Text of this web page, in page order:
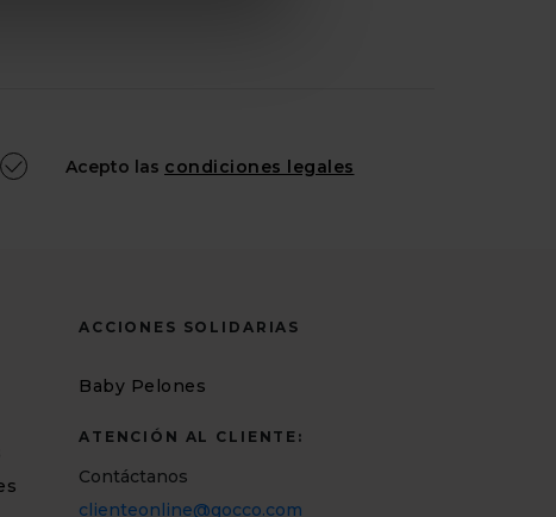
Acepto las condiciones legales
ACCIONES SOLIDARIAS
Baby Pelones
ATENCIÓN AL CLIENTE:
Contáctanos
clienteonline@gocco.com